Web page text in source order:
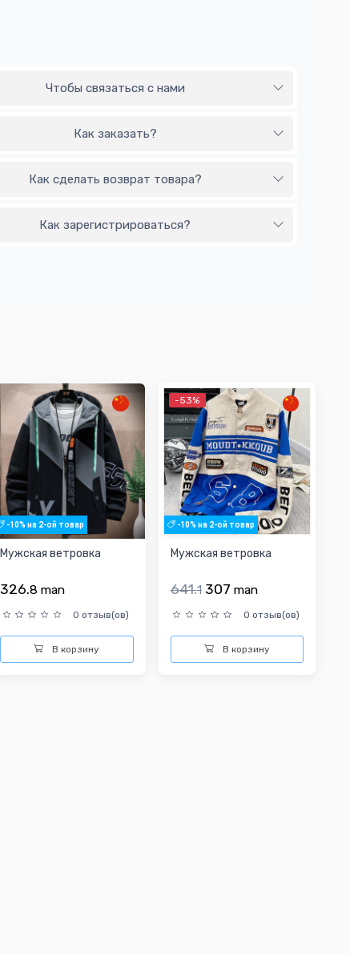
Чтобы связаться с нами
Как заказать?
Как сделать возврат товара?
Как зарегистрироваться?
-10% на 2-ой товар
Мужская ветровка
326.8 man
0 отзыв(ов)
В корзину
-53%
-10% на 2-ой товар
Мужская ветровка
641.1 307 man
0 отзыв(ов)
В корзину